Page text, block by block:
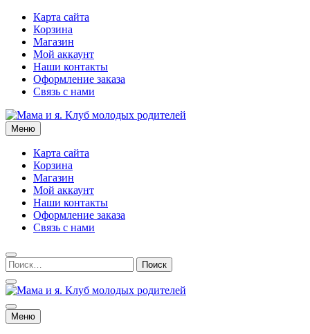
Перейти
содержимому
Карта сайта
Корзина
Магазин
Мой аккаунт
Наши контакты
Оформление заказа
Связь с нами
Мама и я. Клуб молодых родителей
Меню
Карта сайта
Корзина
Магазин
Мой аккаунт
Наши контакты
Оформление заказа
Связь с нами
Мама и я. Клуб молодых родителей
Меню